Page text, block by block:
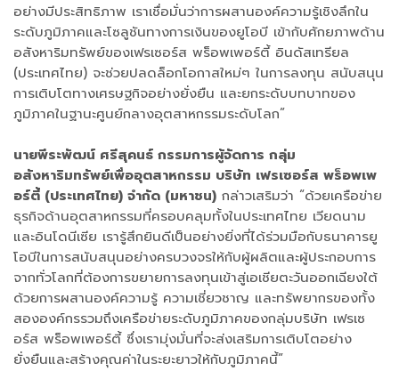
อย่างมีประสิทธิภาพ เราเชื่อมั่นว่าการผสานองค์ความรู้เชิงลึกใน
ระดับภูมิภาคและโซลูชันทางการเงินของยูโอบี เข้ากับศักยภาพด้าน
อสังหาริมทรัพย์ของเฟรเซอร์ส พร็อพเพอร์ตี้ อินดัสเทรียล
(ประเทศไทย) จะช่วยปลดล็อกโอกาสใหม่ๆ ในการลงทุน สนับสนุน
การเติบโตทางเศรษฐกิจอย่างยั่งยืน และยกระดับบทบาทของ
ภูมิภาคในฐานะศูนย์กลางอุตสาหกรรมระดับโลก”
นายพีระพัฒน์ ศรีสุคนธ์ กรรมการผู้จัดการ กลุ่ม
อสังหาริมทรัพย์เพื่ออุตสาหกรรม บริษัท เฟรเซอร์ส พร็อพเพ
อร์ตี้ (ประเทศไทย) จำกัด (มหาชน) กล่าวเสริมว่า “ด้วยเครือข่าย
ธุรกิจด้านอุตสาหกรรมที่ครอบคลุมทั้งในประเทศไทย เวียดนาม
และอินโดนีเซีย เรารู้สึกยินดีเป็นอย่างยิ่งที่ได้ร่วมมือกับธนาคารยู
โอบีในการสนับสนุนอย่างครบวงจรให้กับผู้ผลิตและผู้ประกอบการ
จากทั่วโลกที่ต้องการขยายการลงทุนเข้าสู่เอเชียตะวันออกเฉียงใต้
ด้วยการผสานองค์ความรู้ ความเชี่ยวชาญ และทรัพยากรของทั้ง
สององค์กรรวมถึงเครือข่ายระดับภูมิภาคของกลุ่มบริษัท เฟรเซ
อร์ส พร็อพเพอร์ตี้ ซึ่งเรามุ่งมั่นที่จะส่งเสริมการเติบโตอย่าง
ยั่งยืนและสร้างคุณค่าในระยะยาวให้กับภูมิภาคนี้”